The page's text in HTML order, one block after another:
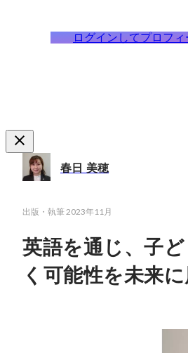
ログインしてプロフ
春日 美穂
出版・執筆2023年11月
英語を通じ、子
く可能性を未来